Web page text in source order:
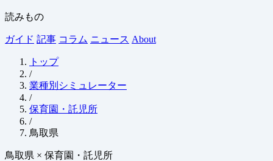
読みもの
ガイド 記事 コラム ニュース About
トップ
/
業種別シミュレーター
/
保育園・託児所
/
鳥取県
鳥取県 × 保育園・託児所